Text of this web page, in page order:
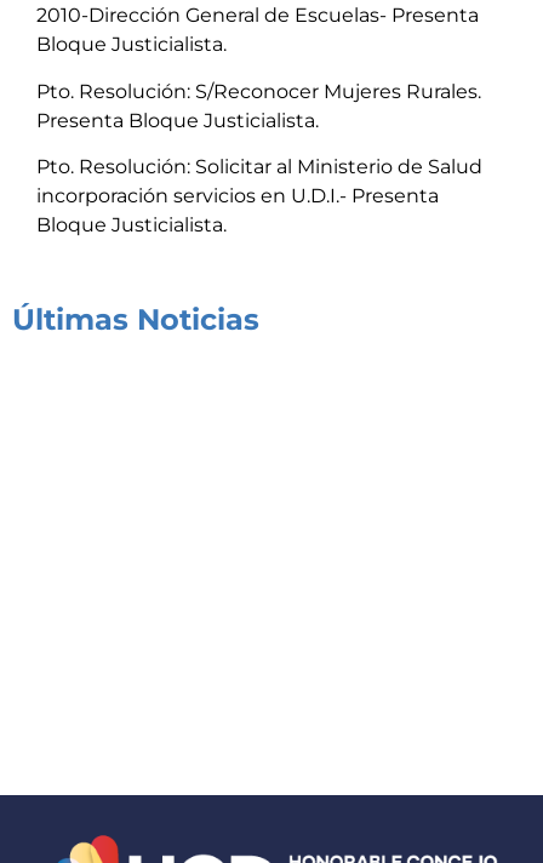
2010-Dirección General de Escuelas- Presenta
Bloque Justicialista.
Pto. Resolución: S/Reconocer Mujeres Rurales.
Presenta Bloque Justicialista.
Pto. Resolución: Solicitar al Ministerio de Salud
incorporación servicios en U.D.I.- Presenta
Bloque Justicialista.
Últimas Noticias